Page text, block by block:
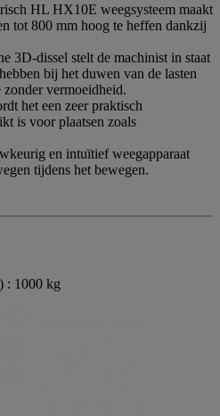
HL HX10E weegsysteem maakt
tot 800 mm hoog te heffen dankzij
3D-dissel stelt de machinist in staat
bij het duwen van de lasten
vermoeidheid.
het een zeer praktisch
is voor plaatsen zoals
en intuïtief weegapparaat
tijdens het bewegen.
: 1000 kg